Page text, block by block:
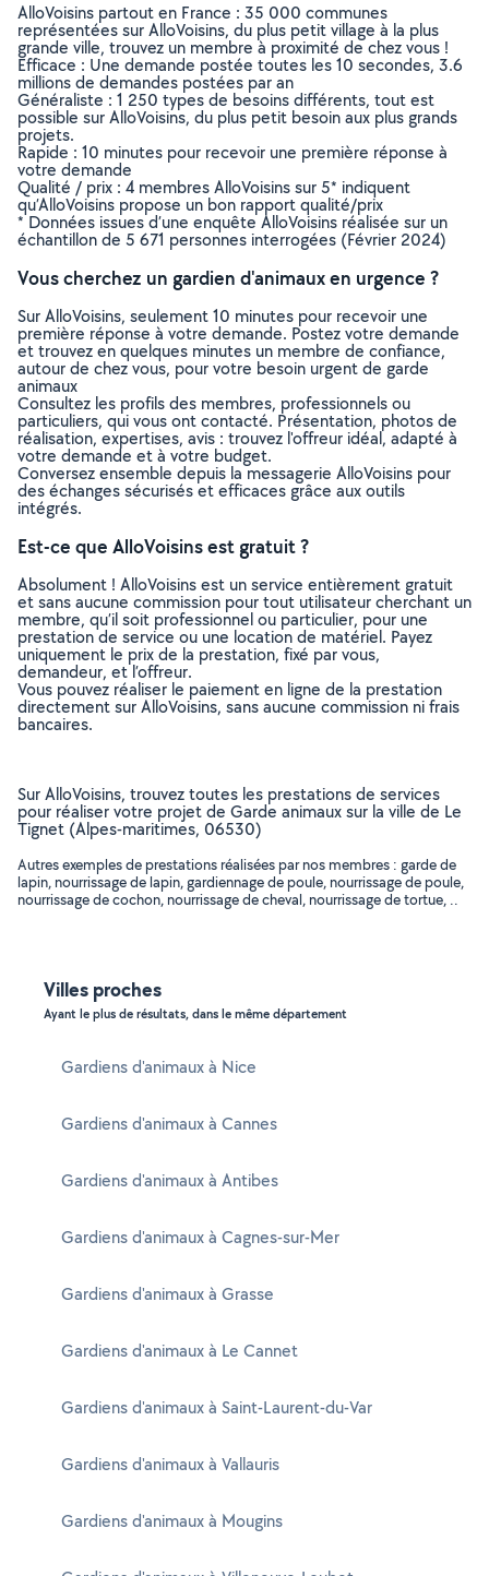
AlloVoisins partout en France : 35 000 communes
représentées sur AlloVoisins, du plus petit village à la plus
grande ville, trouvez un membre à proximité de chez vous !
Efficace : Une demande postée toutes les 10 secondes, 3.6
millions de demandes postées par an
Généraliste : 1 250 types de besoins différents, tout est
possible sur AlloVoisins, du plus petit besoin aux plus grands
projets.
Rapide : 10 minutes pour recevoir une première réponse à
votre demande
Qualité / prix : 4 membres AlloVoisins sur 5* indiquent
qu’AlloVoisins propose un bon rapport qualité/prix
* Données issues d’une enquête AlloVoisins réalisée sur un
échantillon de 5 671 personnes interrogées (Février 2024)
Vous cherchez un gardien d'animaux en urgence ?
Sur AlloVoisins, seulement 10 minutes pour recevoir une
première réponse à votre demande. Postez votre demande
et trouvez en quelques minutes un membre de confiance,
autour de chez vous, pour votre besoin urgent de garde
animaux
Consultez les profils des membres, professionnels ou
particuliers, qui vous ont contacté. Présentation, photos de
réalisation, expertises, avis : trouvez l'offreur idéal, adapté à
votre demande et à votre budget.
Conversez ensemble depuis la messagerie AlloVoisins pour
des échanges sécurisés et efficaces grâce aux outils
intégrés.
Est-ce que AlloVoisins est gratuit ?
Absolument ! AlloVoisins est un service entièrement gratuit
et sans aucune commission pour tout utilisateur cherchant un
membre, qu’il soit professionnel ou particulier, pour une
prestation de service ou une location de matériel. Payez
uniquement le prix de la prestation, fixé par vous,
demandeur, et l’offreur.
Vous pouvez réaliser le paiement en ligne de la prestation
directement sur AlloVoisins, sans aucune commission ni frais
bancaires.
Sur AlloVoisins, trouvez toutes les prestations de services
pour réaliser votre projet de Garde animaux sur la ville de Le
Tignet (Alpes-maritimes, 06530)
Autres exemples de prestations réalisées par nos membres : garde de
lapin, nourrissage de lapin, gardiennage de poule, nourrissage de poule,
nourrissage de cochon, nourrissage de cheval, nourrissage de tortue, ..
Villes proches
Ayant le plus de résultats, dans le même département
Gardiens d'animaux à Nice
Gardiens d'animaux à Cannes
Gardiens d'animaux à Antibes
Gardiens d'animaux à Cagnes-sur-Mer
Gardiens d'animaux à Grasse
Gardiens d'animaux à Le Cannet
Gardiens d'animaux à Saint-Laurent-du-Var
Gardiens d'animaux à Vallauris
Gardiens d'animaux à Mougins